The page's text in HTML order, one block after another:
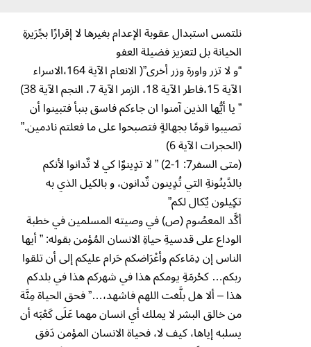
نلتمس استبدال عقوبة الإعدام بغيرها لا إقرارًا بجًرَيرةِ
الخيانة بل لتعزيز فضيلة العفو
“و لا تزر واورة وزر أخرى”( الانعام الآية 164،الاسراء
الآية 15،فاطر الآية 18، الزمر الآية 7، النجم الآية 38)
” يا أيُّها الذين آمنوا ان جاءكم فاسق بنبأ فتبينوا أن
تصيبوا قومًا بجهالةٍ فتصبحوا على ما فعلتم نادمين.”
(الحجرات الآية 6)
(متى السفر7: 1-2) ” لا تدٍينوٌا كي لا تٌدانوا لأنكم
بالدًينُونةِ التي تُدٍينون تٌدانون، و بالكيل الذي به
تكٍيلون يٌكال لكم”
أكَّد المعصُوم (ص) في وصيته المسلمين في خطبة
الوداع على قدسيةِ حياةِ الانسان المُؤمن بقوله: ” أيها
الناس إن دِمَاءكم وأع۫رَاضكم حَرام عليكم إلى أن تلقوا
ربكم… كحُرمَةِ يومكم هذا في شهركم هذا في بلدكم
هذا – ألا هل بلَّغت اللهم فاشهد،…” فحق الحياة مِنَّة
من خالق البشر لا يملك أي انسان مهما عَلَى كَع۫بَه أن
يسلبه إياها، كيف لا، فحياة الانسان المؤمن دَفق